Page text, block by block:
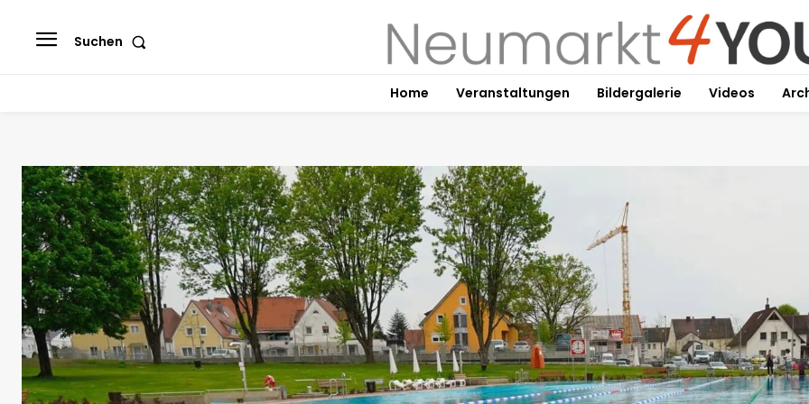
Suchen
Home Veranstaltungen Bildergalerie Videos